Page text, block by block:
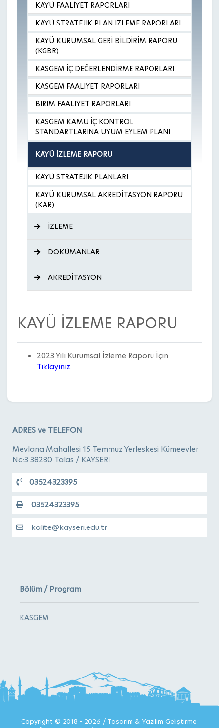
KAYÜ FAALİYET RAPORLARI
KAYÜ STRATEJİK PLAN İZLEME RAPORLARI
KAYÜ KURUMSAL GERİ BİLDİRİM RAPORU
(KGBR)
KASGEM İÇ DEĞERLENDİRME RAPORLARI
KASGEM FAALİYET RAPORLARI
BİRİM FAALİYET RAPORLARI
KASGEM KAMU İÇ KONTROL
STANDARTLARINA UYUM EYLEM PLANI
KAYÜ İZLEME RAPORU
KAYÜ STRATEJİK PLANLARI
KAYÜ KURUMSAL AKREDİTASYON RAPORU
(KAR)
İZLEME
DOKÜMANLAR
AKREDİTASYON
KAYÜ İZLEME RAPORU
2023 Yılı Kurumsal İzleme Raporu İçin
Tıklayınız.
ADRES ve TELEFON
Mevlana Mahallesi 15 Temmuz Yerleşkesi Kümeevler
No:3 38280 Talas / KAYSERİ
03524323395
03524323395
kalite@kayseri.edu.tr
Bölüm / Program
KASGEM
Copyright © 2018 - 2026 / Tasarım & Yazılım Geliştirme: